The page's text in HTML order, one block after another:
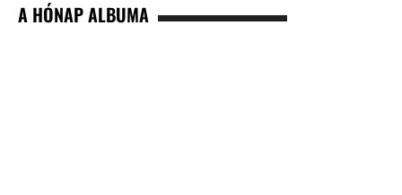
A HÓNAP ALBUMA